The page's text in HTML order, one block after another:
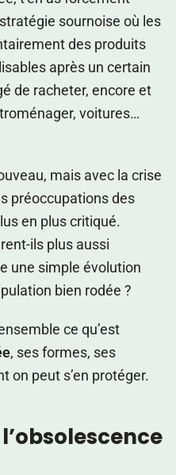
sournoise où les
des produits
après un certain
de racheter, encore et
voitures…
mais avec la crise
préoccupations des
en plus critiqué.
ils plus aussi
une simple évolution
bien rodée ?
ce qu’est
, ses formes, ses
on peut s’en protéger.